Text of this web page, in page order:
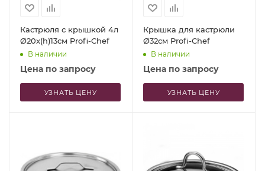
Кастрюля с крышкой 4л
Ø20x(h)13см Profi-Chef
В наличии
Цена по запросу
УЗНАТЬ ЦЕНУ
Крышка для кастрюли
Ø32см Profi-Chef
В наличии
Цена по запросу
УЗНАТЬ ЦЕНУ